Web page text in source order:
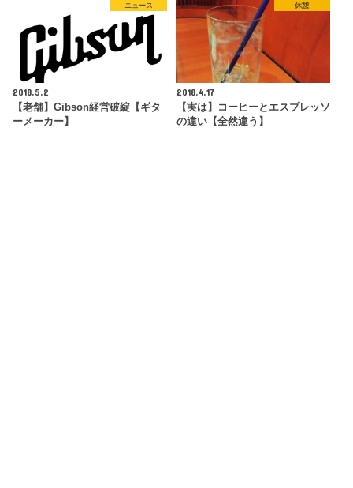
ニュース
2018.5.2
【老舗】Gibson経営破綻【ギタ
ーメーカー】
休憩
2018.4.17
【実は】コーヒーとエスプレッソ
の違い【全然違う】